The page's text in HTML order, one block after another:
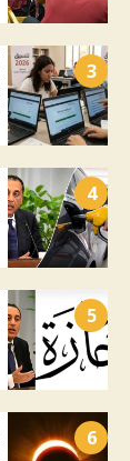
3
4
5
6